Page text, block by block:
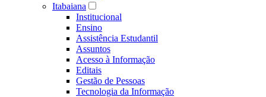
Itabaiana
Institucional
Ensino
Assistência Estudantil
Assuntos
Acesso à Informação
Editais
Gestão de Pessoas
Tecnologia da Informação